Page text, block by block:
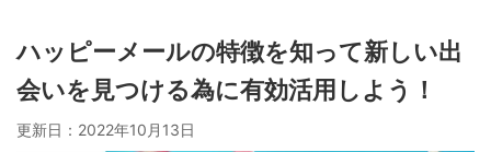
ハッピーメールの特徴を知って新しい出
会いを見つける為に有効活用しよう！
更新日： 2022年10月13日